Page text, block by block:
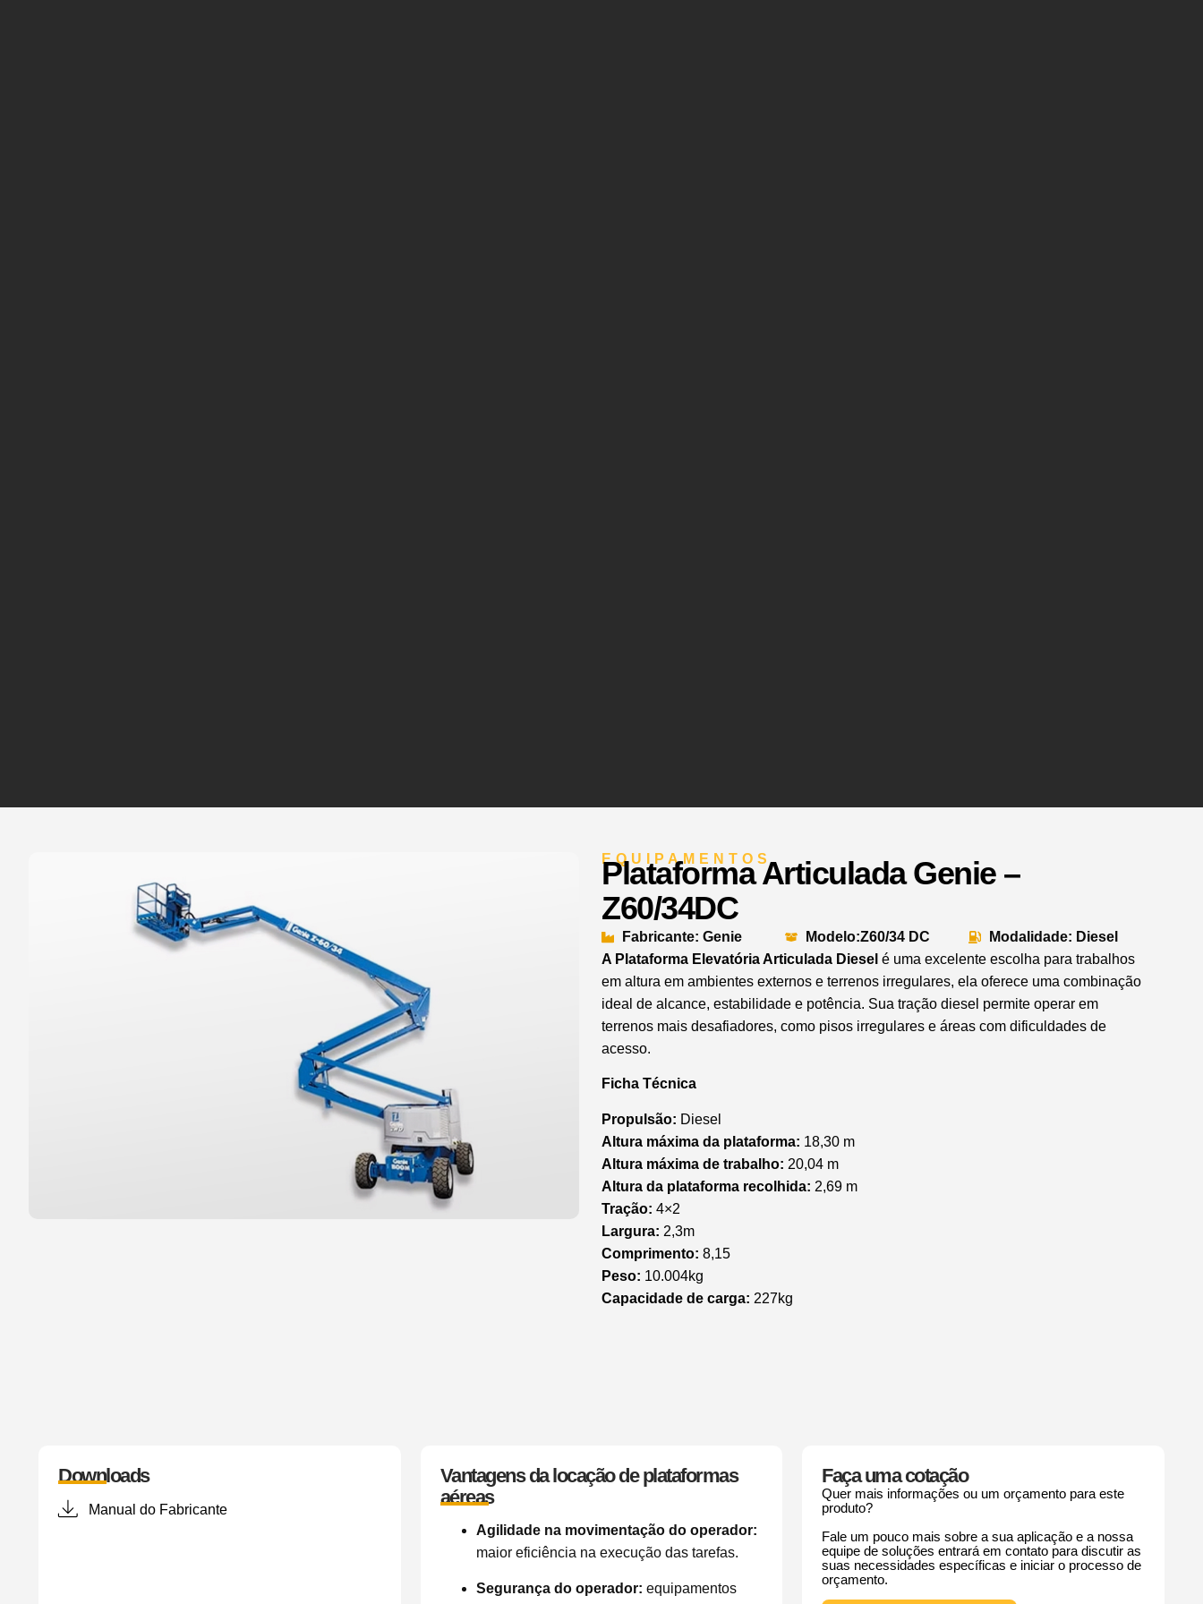
EQUIPAMENTOS
Plataforma Articulada Genie –
Z60/34DC
Fabricante: Genie Modelo:Z60/34 DC
Modalidade: Diesel
A Plataforma Elevatória Articulada Diesel é uma excelente escolha para trabalhos
em altura em ambientes externos e terrenos irregulares, ela oferece uma combinação
ideal de alcance, estabilidade e potência. Sua tração diesel permite operar em
terrenos mais desafiadores, como pisos irregulares e áreas com dificuldades de
acesso.
Ficha Técnica
Propulsão: Diesel
Altura máxima da plataforma: 18,30 m
Altura máxima de trabalho: 20,04 m
Altura da plataforma recolhida: 2,69 m
Tração: 4×2
Largura: 2,3m
Comprimento: 8,15
Peso: 10.004kg
Capacidade de carga: 227kg
Downloads
Manual do Fabricante
Vantagens da locação de plataformas
aéreas
Agilidade na movimentação do operador:
maior eficiência na execução das tarefas.
Segurança do operador: equipamentos
Faça uma cotação
Quer mais informações ou um orçamento para este
produto?
Fale um pouco mais sobre a sua aplicação e a nossa
equipe de soluções entrará em contato para discutir as
suas necessidades específicas e iniciar o processo de
orçamento.